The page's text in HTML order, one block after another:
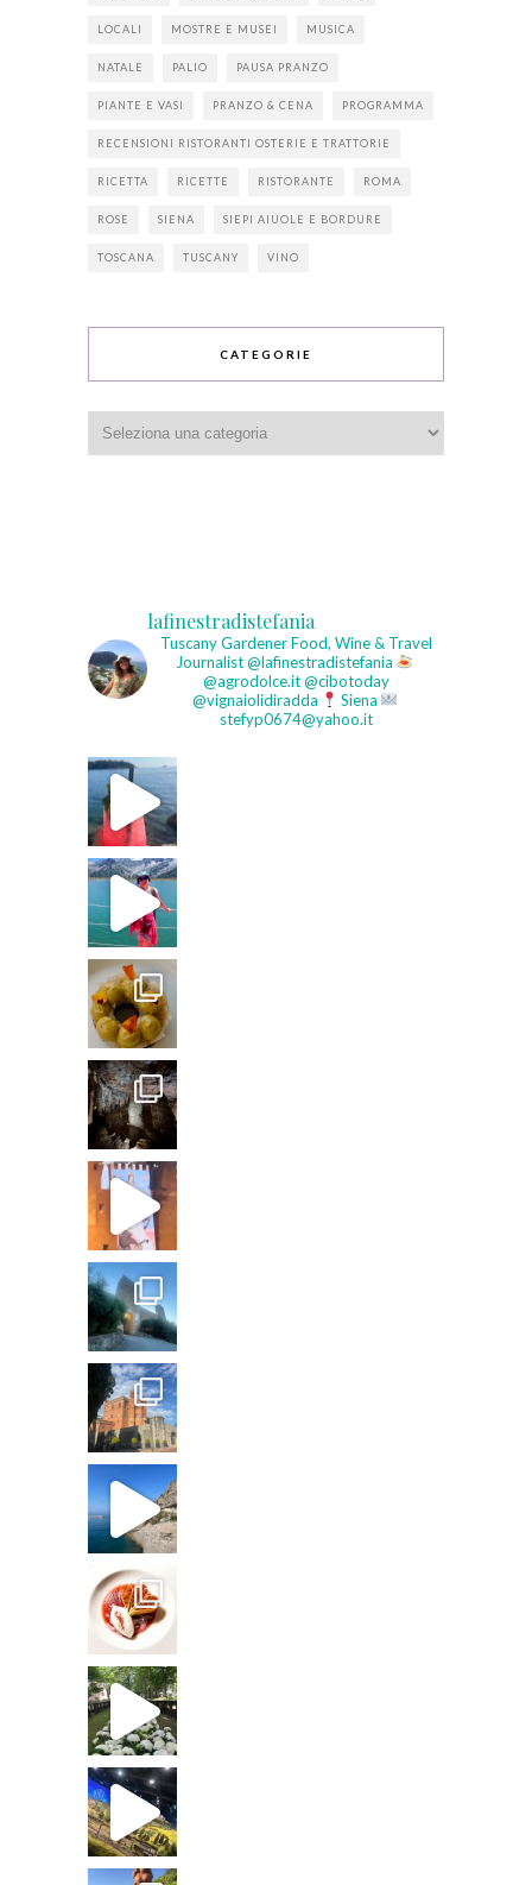
LOCALI MOSTRE E MUSEI MUSICA
NATALE PALIO PAUSA PRANZO
PIANTE E VASI PRANZO & CENA PROGRAMMA
RECENSIONI RISTORANTI OSTERIE E TRATTORIE
RICETTA RICETTE RISTORANTE ROMA
ROSE SIENA SIEPI AIUOLE E BORDURE
TOSCANA TUSCANY VINO
CATEGORIE
lafinestradistefania
Tuscany GardenerFood, Wine & Travel
Journalist@lafinestradistefania
@agrodolce.it @cibotoday
@vignaiolidiradda
Siena
stefyp0674@yahoo.it